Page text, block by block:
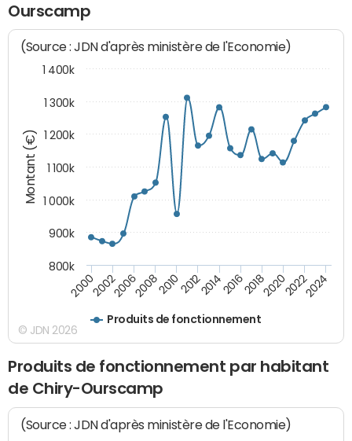
Ourscamp
Montant (€)
(Source : JDN d'après ministère de l'Economie)
Produits de fonctionnement
200020022006200820102012201420162018202020222024
800k
900k
1 000k
1 100k
1 200k
1 300k
1 400k
© JDN 2026
Produits de fonctionnement par habitant
de Chiry-Ourscamp
(Source : JDN d'après ministère de l'Economie)